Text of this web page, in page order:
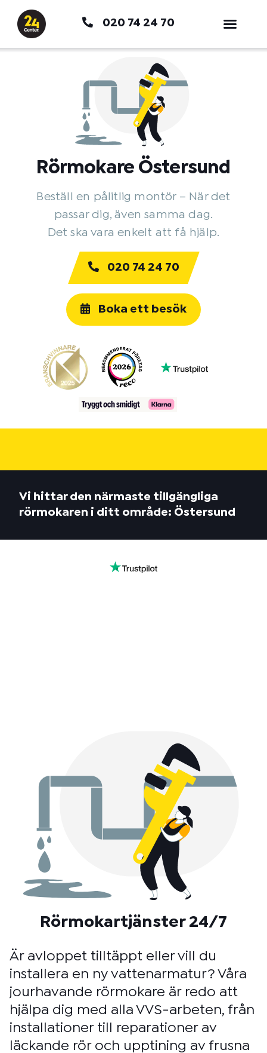
innehåll
020 74 24 70
Rörmokare Östersund
Beställ en pålitlig montör – När det
passar dig, även samma dag.
Det ska vara enkelt att få hjälp.
020 74 24 70
Boka ett besök
Vi hittar den närmaste tillgängliga
rörmokaren i ditt område: Östersund
Rörmokartjänster 24/7
Är avloppet tilltäppt eller vill du
installera en ny vattenarmatur? Våra
jourhavande rörmokare är redo att
hjälpa dig med alla VVS-arbeten, från
installationer till reparationer av
läckande rör och upptining av frusna